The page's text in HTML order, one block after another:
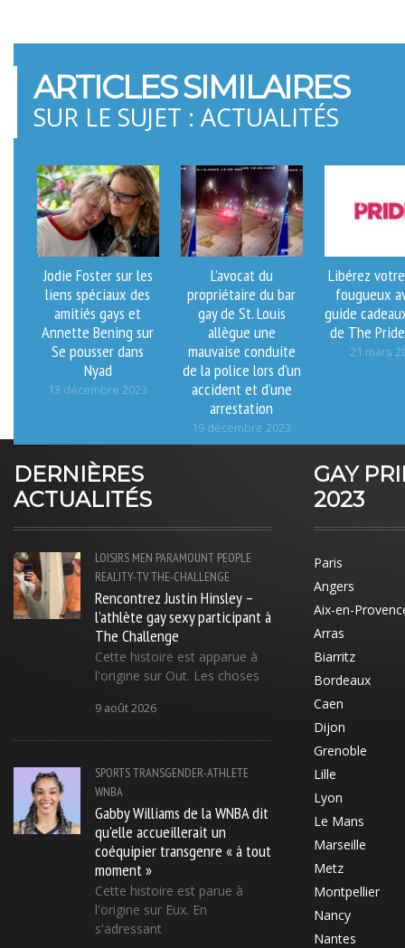
ARTICLES SIMILAIRES
SUR LE SUJET : ACTUALITÉS
Jodie Foster sur les
liens spéciaux des
amitiés gays et
Annette Bening sur
Se pousser dans
Nyad
13 décembre 2023
L’avocat du
propriétaire du bar
gay de St. Louis
allègue une
mauvaise conduite
de la police lors d’un
accident et d’une
arrestation
19 décembre 2023
Libérez
fougueux
guide
de The
21 mars
DERNIÈRES
ACTUALITÉS
LOISIRS MEN PARAMOUNT PEOPLE
REALITY-TVTHE-CHALLENGE
Rencontrez Justin Hinsley –
l'athlète gay sexy participant à
The Challenge
Cette histoire est apparue à
l'origine sur Out. Les choses
9 août 2026
SPORTSTRANSGENDER-ATHLETE
WNBA
Gabby Williams de la WNBA dit
qu'elle accueillerait un
coéquipier transgenre « à tout
moment »
Cette histoire est parue à
l'origine sur Eux. En
s'adressant
GAY
2023
Paris
Angers
Aix-en-
Arras
Biarritz
Bordeaux
Caen
Dijon
Grenoble
Lille
Lyon
Le Mans
Marseille
Metz
Montpellier
Nancy
Nantes